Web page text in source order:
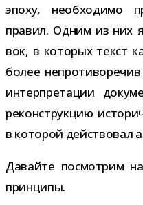
эпоху, необ­хо­димо
пра­вил. Одним из них
вок, в кото­рых текст
бо­лее
интер­пре­та­ции
рекон­струк­цию
в кото­рой дей­ство­вал
Давайте посмот­рим
принципы.